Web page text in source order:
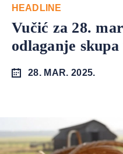
HEADLINE
Vučić za 28.
odlaganje
28. MAR. 2025.